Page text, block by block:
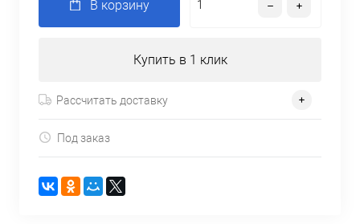
В корзину
Купить в 1 клик
Рассчитать доставку
Под заказ